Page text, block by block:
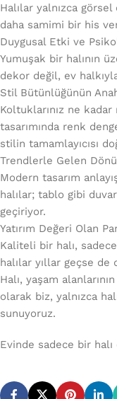
Halılar yalnızca
daha samimi bir his
Duygusal Etki ve
Yumuşak bir halının
dekor değil, ev
Stil Bütünlüğünün
Koltuklarınız ne
tasarımında renk
stilin tamamlayıcısı
Trendlerle Gelen
Modern tasarım
halılar; tablo gibi
geçiriyor.
Yatırım Değeri Olan
Kaliteli bir halı,
halılar yıllar geçse
Halı, yaşam
olarak biz, yalnızca
sunuyoruz.
Evinde sadece bir